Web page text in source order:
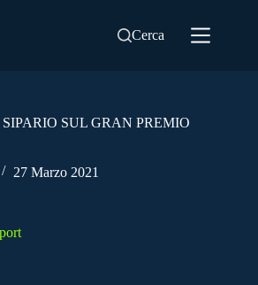
Cerca
SUL GRAN PREMIO
27 Marzo 2021